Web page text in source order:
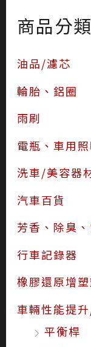
商品分類
油品/濾芯
輪胎、鋁圈
雨刷
電瓶、車用
洗車/美容器
汽車百貨
芳香、除臭
行車記錄器
橡膠還原增
車輛性能提
平衡桿